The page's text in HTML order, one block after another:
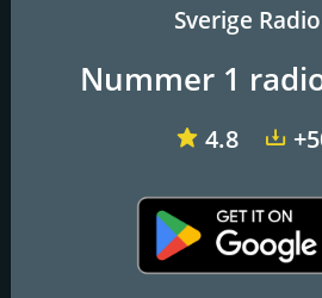
SR Extra 7
Stockholm : DAB
Kontakter
Sverige
Nummer 1
4.8